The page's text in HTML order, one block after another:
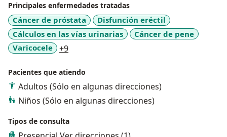
Primer lugar de generación Médico Cirujano, ITESM
2014
Primer lugar del premio a la investigación en Urología
de ASOFARMA, 2018
Posgrado y ex Jefe de Residentes de la UANL, 2019
Primer lugar del examen del Consejo de Urología
CONAMEU 2020
Principales enfermedades tratadas
Cáncer de próstata
Disfunción eréctil
Cálculos en las vías urinarias
Cáncer de pene
Varicocele
+9a11y_sr_more_diseases
Pacientes que atiendo
Adultos (Sólo en algunas direcciones)
Niños (Sólo en algunas direcciones)
Tipos de consulta